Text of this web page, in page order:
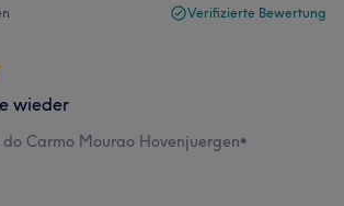
Verifizierte Bewertung
wieder
Carmo Mourao Hovenjuergen•